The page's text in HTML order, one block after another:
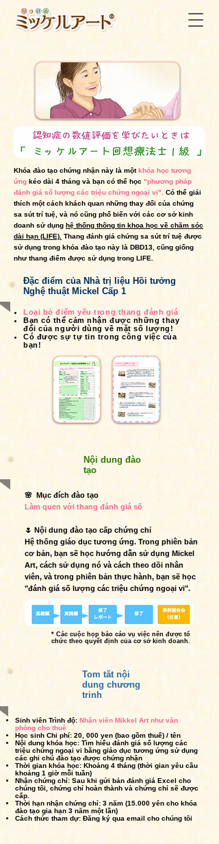
Khóa đào tạo chứng nhận này là một khóa học tương
ứng kéo dài 4 tháng và bạn có thể học "phương pháp
đánh giá số lượng các triệu chứng ngoại vi".
Có thể giải
thích một cách khách quan những thay đổi của chứng
sa sút trí tuệ, và nó cũng phổ biến với các cơ sở kinh
doanh sử dụng hệ thống thông tin khoa học về chăm sóc
dài hạn (LIFE). Thang đánh giá chứng sa sút trí tuệ được
sử dụng trong khóa đào tạo này là DBD13, cũng giống
như thang điểm được sử dụng trong LIFE.
Loại bỏ điểm yếu trong thang đánh giá
Bạn có thể cảm nhận được những thay
đổi của người dùng về mặt số lượng!
Có được sự tự tin trong công việc của
bạn!
Đặc điểm của Nhà trị liệu Hồi tưởng
Nghệ thuật Mickel Cấp 1
Nội dung đào
tạo
🌸 Mục đích đào tạo
Làm quen với thang đánh giá số
🌷 Nội dung đào tạo cấp chứng chỉ
Hệ thống giáo dục tương ứng. Trong phiên bản
cơ bản, bạn sẽ học hướng dẫn sử dụng Mickel
Art, cách sử dụng nó và cách theo dõi nhân
viên, và trong phiên bản thực hành, bạn sẽ học
"đánh giá số lượng các triệu chứng ngoại vi".
* Các cuộc họp báo cáo vụ việc nên được tổ
chức theo quyết định của cơ sở kinh doanh.
Tom tăt nội
dung chương
trinh
Sinh viên Trình độ: Nhân viên Mikkel Art như văn
phòng cho thuê
Học sinh Chi phí: 20, 000 yen (bao gồm thuế) / tên
Nội dung khóa học: Tìm hiểu đánh giá số lượng các
triệu chứng ngoại vi bằng giáo dục tương ứng sử dụng
các ghi chú đào tạo được chứng nhận
Thời gian khóa học: Khoảng 4 tháng (thời gian yêu cầu
khoảng 1 giờ mỗi tuần)
Nhận chứng chỉ: Sau khi gửi bản đánh giá Excel cho
chúng tôi, chứng chỉ hoàn thành và chứng chỉ sẽ được
cấp.
Thời hạn nhận chứng chỉ: 3 năm (15.000 yên cho khóa
đào tạo gia hạn 3 năm một lần)
Cách thức tham dự: Đăng ký qua email cho chúng tôi